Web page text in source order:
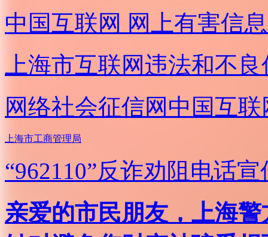
中国互联网 网上有害信
上海市互联网违法和不
网络社会征信网 中国互
上海市工商管理局
“962110”反诈劝阻电话宣
亲爱的市民朋友，上海